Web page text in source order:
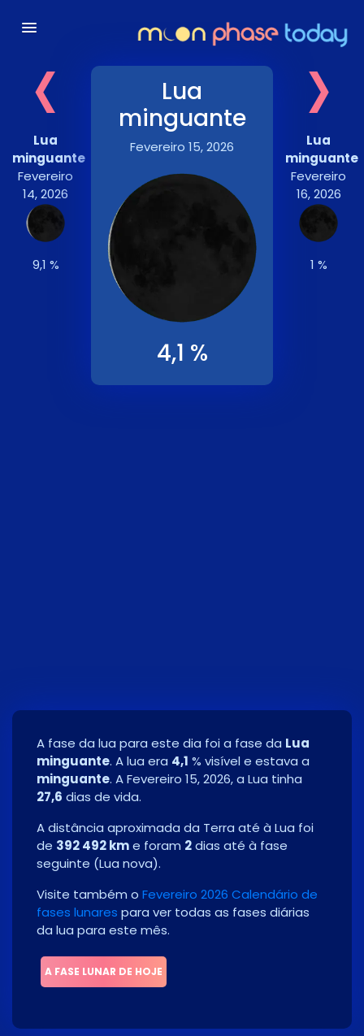
‹
Lua
minguante
Fevereiro
14, 2026
9,1 %
Lua
minguante
Fevereiro 15, 2026
4,1 %
›
Lua
minguante
Fevereiro
16, 2026
1 %
A fase da lua para este dia foi a fase da Lua
minguante. A lua era 4,1 % visível e estava a
minguante. AFevereiro 15, 2026, a Lua tinha
27,6 dias de vida.
A distância aproximada da Terra até à Lua foi
de 392 492 kme foram 2dias até à fase
seguinte (Lua nova).
Visite também o Fevereiro 2026 Calendário de
fases lunares para ver todas as fases diárias
da lua para este mês.
A FASE LUNAR DE HOJE